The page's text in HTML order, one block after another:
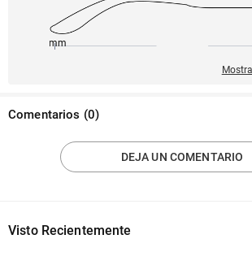
145mm
Comentarios (0)
DEJA UN COMENTARIO
Visto Recientemente